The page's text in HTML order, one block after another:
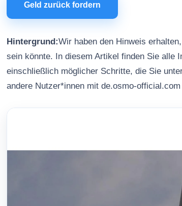
Geld zurück fordern
Hintergrund:Wir haben den Hinweis
sein könnte. In diesem Artikel finden Sie alle
einschließlich möglicher Schritte, die Sie
andere Nutzer*innen mit de.osmo-